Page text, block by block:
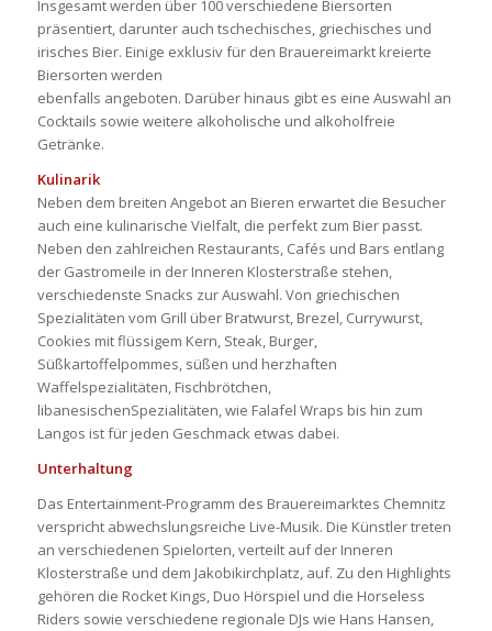
Insgesamt werden über 100 verschiedene Biersorten
präsentiert, darunter auch tschechisches, griechisches und
irisches Bier. Einige exklusiv für den Brauereimarkt kreierte
Biersorten werden
ebenfalls angeboten. Darüber hinaus gibt es eine Auswahl an
Cocktails sowie weitere alkoholische und alkoholfreie
Getränke.
Kulinarik
Neben dem breiten Angebot an Bieren erwartet die Besucher
auch eine kulinarische Vielfalt, die perfekt zum Bier passt.
Neben den zahlreichen Restaurants, Cafés und Bars entlang
der Gastromeile in der Inneren Klosterstraße stehen,
verschiedenste Snacks zur Auswahl. Von griechischen
Spezialitäten vom Grill über Bratwurst, Brezel, Currywurst,
Cookies mit flüssigem Kern, Steak, Burger,
Süßkartoffelpommes, süßen und herzhaften
Waffelspezialitäten, Fischbrötchen,
libanesischenSpezialitäten, wie Falafel Wraps bis hin zum
Langos ist für jeden Geschmack etwas dabei.
Unterhaltung
Das Entertainment-Programm des Brauereimarktes Chemnitz
verspricht abwechslungsreiche Live-Musik. Die Künstler treten
an verschiedenen Spielorten, verteilt auf der Inneren
Klosterstraße und dem Jakobikirchplatz, auf. Zu den Highlights
gehören die Rocket Kings, Duo Hörspiel und die Horseless
Riders sowie verschiedene regionale DJs wie Hans Hansen,